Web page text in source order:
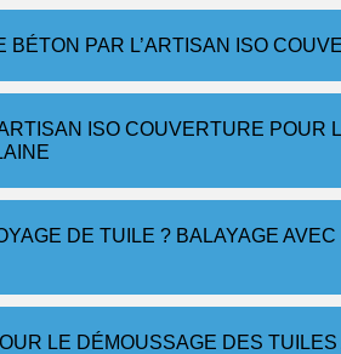
BÉTON PAR L’ARTISAN ISO
ISO COUVERTURE POUR
DE TUILE ? BALAYAGE AVEC
LE DÉMOUSSAGE DES